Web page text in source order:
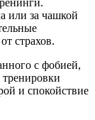
или за чашкой
страхов.
с фобией,
тренировки
и спокойствие